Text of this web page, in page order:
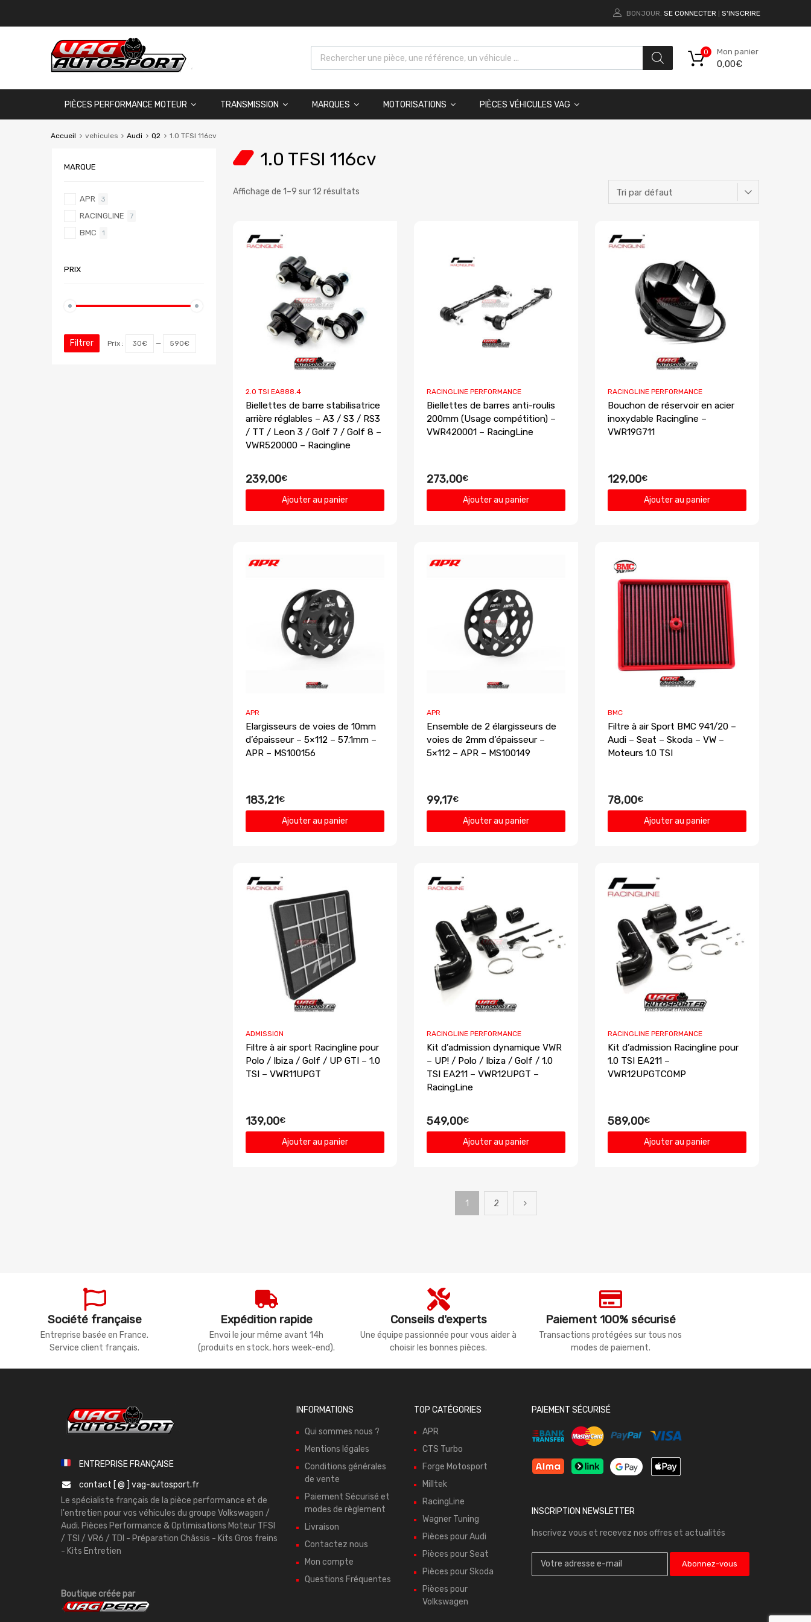
BONJOUR. SE CONNECTER S'INSCRIRE
Mon panier
0,00€
0
PIÈCES PERFORMANCE MOTEUR TRANSMISSION MARQUES MOTORISATIONS PIÈCES VÉHICULES VAG
Accueil vehicules Audi Q2 1.0 TFSI 116cv
1.0 TFSI 116cv
Affichage de 1–9 sur 12 résultats
2.0 TSI EA888.4
Biellettes de barre stabilisatrice
arrière réglables – A3 / S3 / RS3
/ TT / Leon 3 / Golf 7 / Golf 8 –
VWR520000 – Racingline
239,00€
Ajouter au panier
RACINGLINE PERFORMANCE
Biellettes de barres anti-roulis
200mm (Usage compétition) –
VWR420001 – RacingLine
273,00€
Ajouter au panier
RACINGLINE PERFORMANCE
Bouchon de réservoir en acier
inoxydable Racingline –
VWR19G711
129,00€
Ajouter au panier
APR
Elargisseurs de voies de 10mm
d’épaisseur – 5×112 – 57.1mm –
APR – MS100156
183,21€
Ajouter au panier
APR
Ensemble de 2 élargisseurs de
voies de 2mm d’épaisseur –
5×112 – APR – MS100149
99,17€
Ajouter au panier
BMC
Filtre à air Sport BMC 941/20 –
Audi – Seat – Skoda – VW –
Moteurs 1.0 TSI
78,00€
Ajouter au panier
ADMISSION
Filtre à air sport Racingline pour
Polo / Ibiza / Golf / UP GTI – 1.0
TSI – VWR11UPGT
139,00€
Ajouter au panier
RACINGLINE PERFORMANCE
Kit d’admission dynamique VWR
– UP! / Polo / Ibiza / Golf / 1.0
TSI EA211 – VWR12UPGT –
RacingLine
549,00€
Ajouter au panier
RACINGLINE PERFORMANCE
Kit d’admission Racingline pour
1.0 TSI EA211 –
VWR12UPGTCOMP
589,00€
Ajouter au panier
1 2
MARQUE
APR 3
RACINGLINE 7
BMC 1
PRIX
Filtrer Prix : 30€ — 590€
Société française
Entreprise basée en France.
Service client français.
Expédition rapide
Envoi le jour même avant 14h
(produits en stock, hors week-end).
Conseils d'experts
Une équipe passionnée pour vous aider à
choisir les bonnes pièces.
Paiement 100% sécurisé
Transactions protégées sur tous nos
modes de paiement.
ENTREPRISE FRANÇAISE
contact [ @ ] vag-autosport.fr
Le spécialiste français de la pièce performance et de
l'entretien pour vos véhicules du groupe Volkswagen /
Audi. Pièces Performance & Optimisations Moteur TFSI
/ TSI / VR6 / TDI - Préparation Châssis - Kits Gros freins
- Kits Entretien
Boutique créée par
INFORMATIONS
Qui sommes nous ?
Mentions légales
Conditions générales
de vente
Paiement Sécurisé et
modes de règlement
Livraison
Contactez nous
Mon compte
Questions Fréquentes
TOP CATÉGORIES
APR
CTS Turbo
Forge Motosport
Milltek
RacingLine
Wagner Tuning
Pièces pour Audi
Pièces pour Seat
Pièces pour Skoda
Pièces pour
Volkswagen
PAIEMENT SÉCURISÉ
INSCRIPTION NEWSLETTER
Inscrivez vous et recevez nos offres et actualités